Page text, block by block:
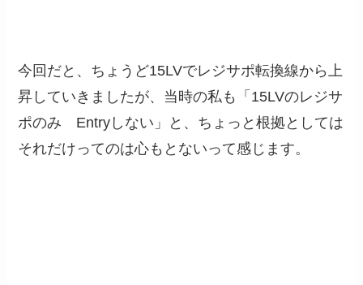
今回だと、ちょうど15LVでレジサポ転換線から上
昇していきましたが、当時の私も「15LVのレジサ
ポのみ Entryしない」と、ちょっと根拠としては
それだけってのは心もとないって感じます。